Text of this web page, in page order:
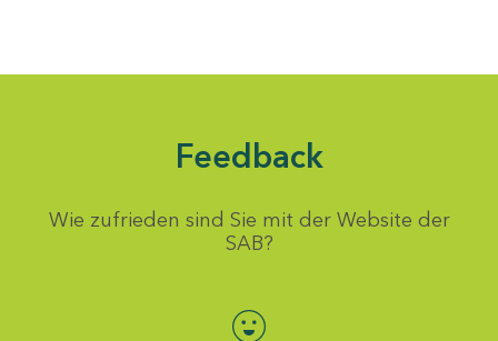
Feedback
Wie zufrieden sind Sie mit der Website der
SAB?
Bewertung auswählen